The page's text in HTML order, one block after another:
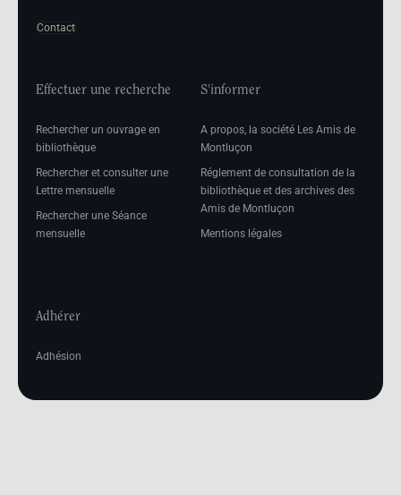
Contact
Effectuer une recherche
Rechercher un ouvrage en
bibliothèque
Rechercher et consulter une
Lettre mensuelle
Rechercher une Séance
mensuelle
S'informer
A propos, la société Les Amis de
Montluçon
Réglement de consultation de la
bibliothèque et des archives des
Amis de Montluçon
Mentions légales
Adhérer
Adhésion